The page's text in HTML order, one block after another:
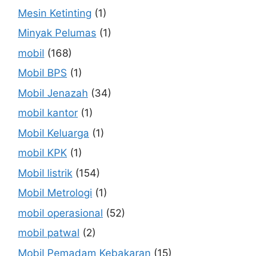
Mesin Ketinting (1)
Minyak Pelumas (1)
mobil (168)
Mobil BPS (1)
Mobil Jenazah (34)
mobil kantor (1)
Mobil Keluarga (1)
mobil KPK (1)
Mobil listrik (154)
Mobil Metrologi (1)
mobil operasional (52)
mobil patwal (2)
Mobil Pemadam Kebakaran (15)